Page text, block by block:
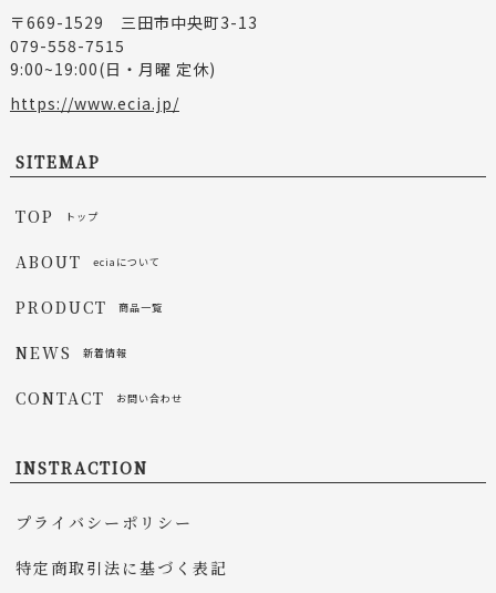
〒669-1529 三田市中央町3-13
079-558-7515
9:00~19:00(日・月曜 定休)
https://www.ecia.jp/
SITEMAP
TOP トップ
ABOUT eciaについて
PRODUCT 商品一覧
NEWS 新着情報
CONTACT お問い合わせ
INSTRACTION
プライバシーポリシー
特定商取引法に基づく表記